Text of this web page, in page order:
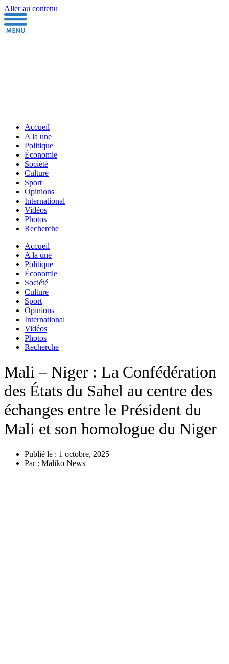
Aller au contenu
Accueil
A la une
Politique
Économie
Société
Culture
Sport
Opinions
International
Vidéos
Photos
Recherche
Accueil
A la une
Politique
Économie
Société
Culture
Sport
Opinions
International
Vidéos
Photos
Recherche
Mali – Niger : La Confédération
des États du Sahel au centre des
échanges entre le Président du
Mali et son homologue du Niger
Publié le : 1 octobre, 2025
Par : Maliko News